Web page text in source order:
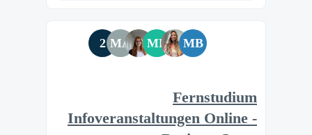
MB
MF
MA
2
Fernstudium
Infoveranstaltungen Online -